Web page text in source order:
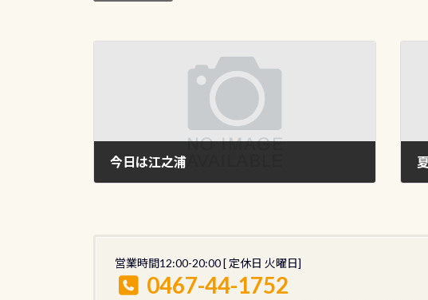
今日は江之浦
営業時間12:00-20:00 [ 定休日 火曜日]
0467-44-1752